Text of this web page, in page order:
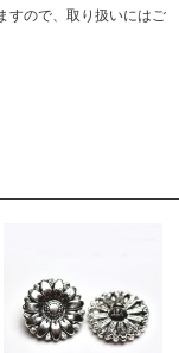
すので、取り扱いにはご